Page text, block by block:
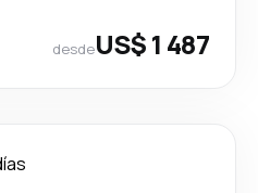
desdeUS$ 1 487